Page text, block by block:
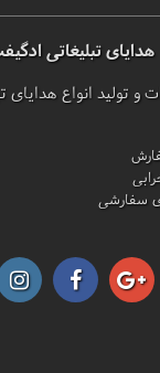
هدایای تبلیغاتی
و تولید انواع هدایای
سفارشی